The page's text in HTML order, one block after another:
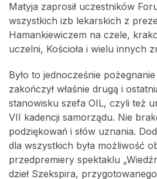
Matyja zaprosił uczestników
wszystkich izb lekarskich z
Hamankiewiczem na czele,
uczelni, Kościoła i wielu innych
Było to jednocześnie
zakończył właśnie drugą i
stanowisku szefa OIL, czyli też
VII kadencji samorządu. Nie
podziękowań i słów uznania.
dla wszystkich była możliwość
przedpremiery spektaklu
dzieł Szekspira,